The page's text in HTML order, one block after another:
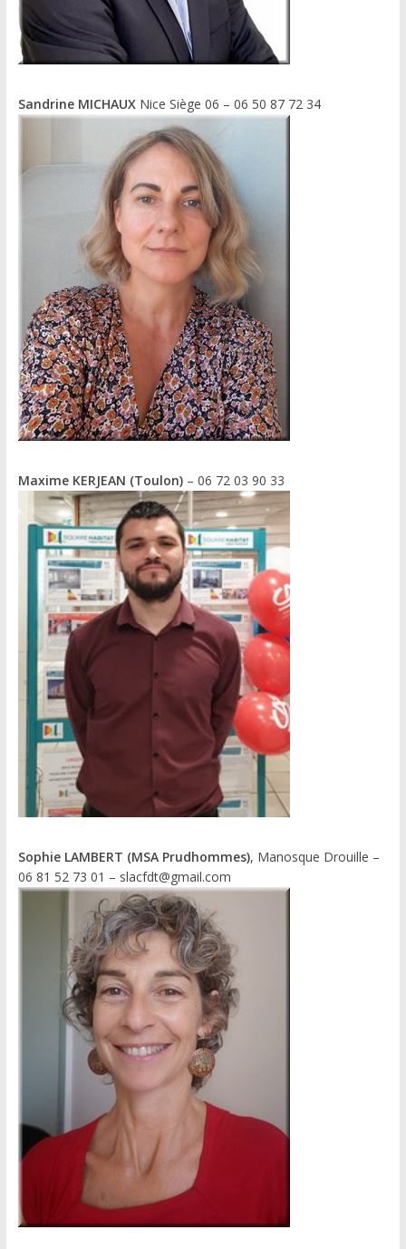
Sandrine MICHAUX Nice Siège 06 – 06 50 87 72 34
Maxime KERJEAN (Toulon)– 06 72 03 90 33
Sophie LAMBERT (MSA Prudhommes), Manosque Drouille –
06 81 52 73 01 – slacfdt@gmail.com